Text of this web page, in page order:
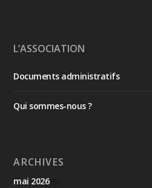
L’ASSOCIATION
Documents administratifs
Qui sommes-nous ?
ARCHIVES
mai 2026(5)